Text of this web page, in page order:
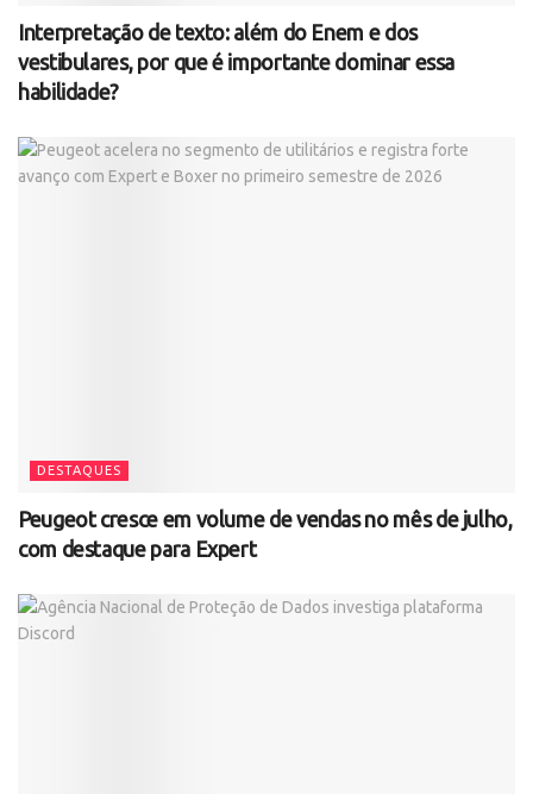
Interpretação de texto: além do Enem e dos
vestibulares, por que é importante dominar essa
habilidade?
DESTAQUES
Peugeot cresce em volume de vendas no mês de julho,
com destaque para Expert